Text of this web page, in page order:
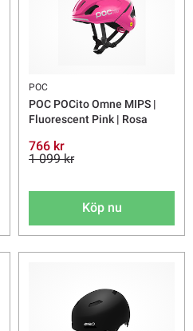
POC
POC POCito Omne MIPS |
Fluorescent Pink | Rosa
766 kr
1 099 kr
Köp nu